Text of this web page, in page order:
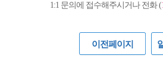
1:1 문의에 접수해주시거나 전화 (
이전페이지